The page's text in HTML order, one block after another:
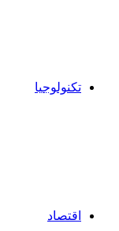
تكنولوجيا
اقتصاد